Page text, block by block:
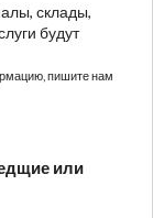
склады,
будут
пишите нам
или